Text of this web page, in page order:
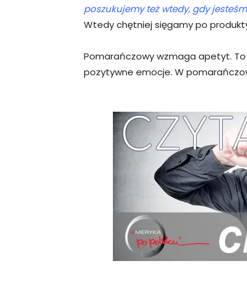
poszukujemy też wtedy, gdy
Wtedy chętniej sięgamy po
Pomarańczowy wzmaga apetyt. To
pozytywne emocje. W